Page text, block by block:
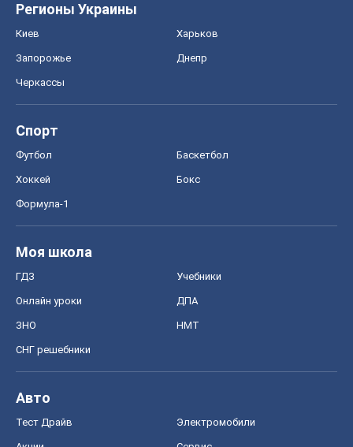
Регионы Украины
Киев Харьков
Запорожье Днепр
Черкассы
Спорт
Футбол Баскетбол
Хоккей Бокс
Формула-1
Моя школа
ГДЗ Учебники
Онлайн уроки ДПА
ЗНО НМТ
СНГ решебники
Авто
Тест Драйв Электромобили